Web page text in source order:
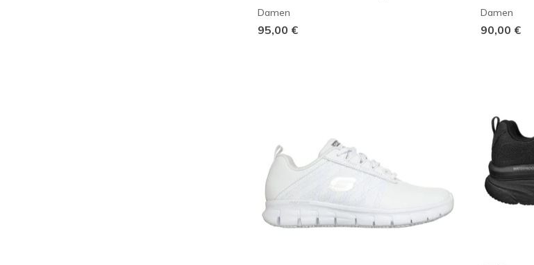
Damen
95,00 €
Damen
90,00 €